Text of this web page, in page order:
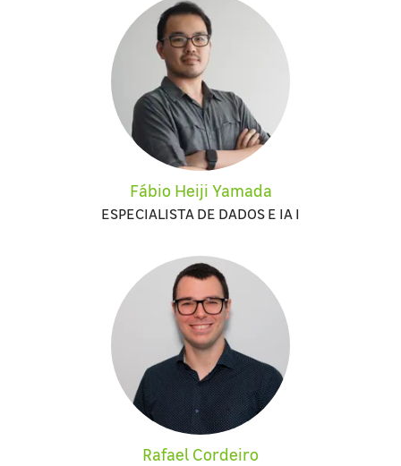
Fábio Heiji Yamada
ESPECIALISTA DE DADOS E IA I
Rafael Cordeiro